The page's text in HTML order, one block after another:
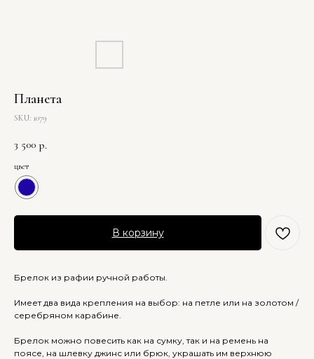
Планета
SKU: 1079
3 500 р.
цвет
В корзину
Брелок из рафии ручной работы.
Имеет два вида крепления на выбор: на петле или на золотом /
серебряном карабине.
Брелок можно повесить как на сумку, так и на ремень на
поясе, на шлевку джинс или брюк, украшать им верхнюю